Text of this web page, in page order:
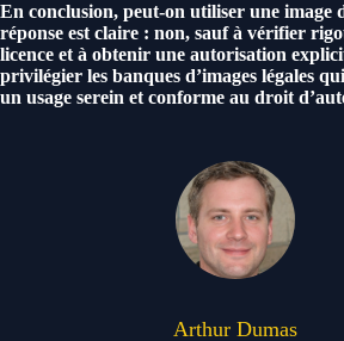
En conclusion, peut-on utiliser une image
réponse est claire : non, sauf à vérifier
licence et à obtenir une autorisation
privilégier les banques d’images légales
un usage serein et conforme au droit
Arthur Dumas